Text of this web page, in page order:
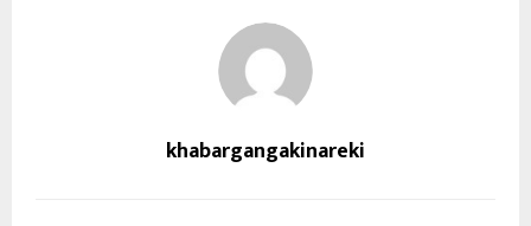
khabargangakinareki